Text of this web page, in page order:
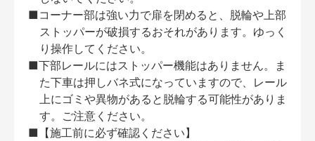
■コーナー部は強い力で扉を閉めると、脱輪や上部
ストッパーが破損するおそれがあります。ゆっく
り操作してください。
■下部レールにはストッパー機能はありません。ま
た下車は押しバネ式になっていますので、レール
上にゴミや異物があると脱輪する可能性がありま
す。ご注意ください。
■【施工前に必ず確認ください】